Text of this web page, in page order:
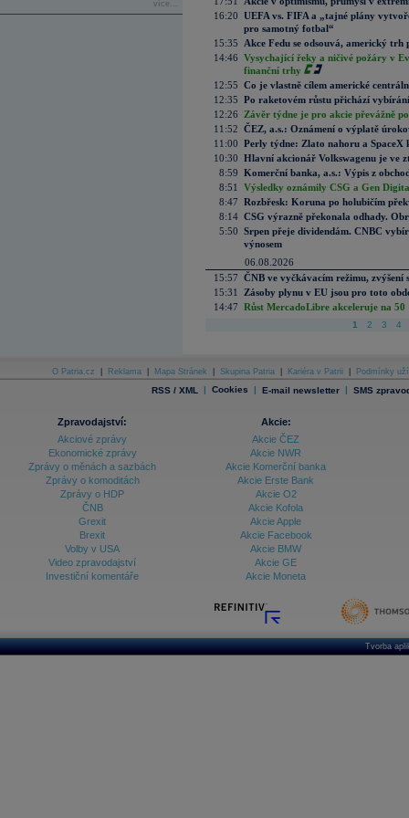
více...
16:20 UEFA vs. FIFA a „tajné plány
pro samotný fotbal“
15:35
Akce Fedu se odsouvá, americký
14:46 Vysychající řeky a ničivé požáry v
finanční trhy
12:55 Co je vlastně cílem americké
12:35 Po raketovém růstu přichází
12:26
Závěr týdne je pro akcie převážně
11:52 ČEZ, a.s.: Oznámení o výplatě
11:00 Perly týdne: Zlato nahoru a SpaceX
10:30 Hlavní akcionář Volkswagenu je ve
8:59 Komerční banka, a.s.: Výpis z
8:51
Výsledky oznámily CSG a Gen
8:47 Rozbřesk: Koruna po holubičím
8:14 CSG výrazně překonala odhady.
5:50 Srpen přeje dividendám. CNBC
výnosem
06.08.2026
15:57 ČNB ve vyčkávacím režimu, zvýšení
15:31
Zásoby plynu v EU jsou pro toto
14:47 Růst MercadoLibre akceleruje na
1 2 3 4
O Patria.cz Reklama Mapa Stránek Skupina Patria Kariéra v Patrii Podmínky
RSS / XML | Cookies | E-mail newsletter | SMS
Zpravodajství:
Akciové zprávy
Ekonomické zprávy
Zprávy o měnách a sazbách
Zprávy o komoditách
Zprávy o HDP
ČNB
Grexit
Brexit
Volby v USA
Video zpravodajství
Investiční komentáře
Akcie:
Akcie ČEZ
Akcie NWR
Akcie Komerční banka
Akcie Erste Bank
Akcie O2
Akcie Kofola
Akcie Apple
Akcie Facebook
Akcie BMW
Akcie GE
Akcie Moneta
Tvorba